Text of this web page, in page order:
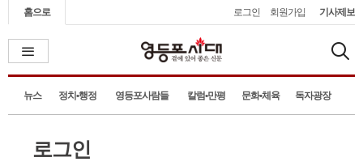
홈으로 로그인 회원가입 기사제보
뉴스 정치•행정 영등포사람들 칼럼•만평 문화•체육 독자광장
로그인